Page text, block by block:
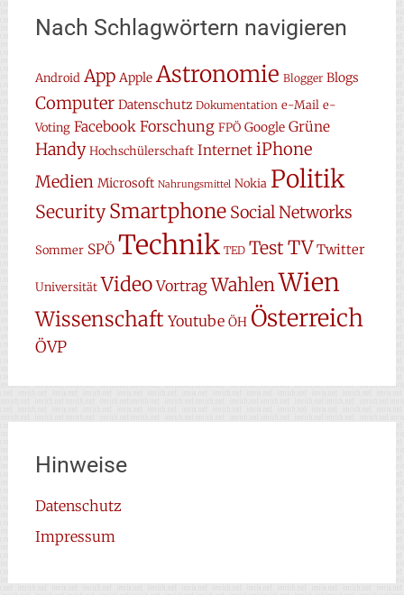
Nach Schlagwörtern navigieren
Android App Apple Astronomie Blogger Blogs
Computer Datenschutz Dokumentation e-Mail e-
Voting Facebook Forschung FPÖ Google Grüne
Handy Hochschülerschaft Internet iPhone
Medien Microsoft Nahrungsmittel Nokia Politik
Security Smartphone Social Networks
Sommer SPÖ Technik TED Test TV Twitter
Universität Video Vortrag WahlenWien
Wissenschaft Youtube ÖH Österreich
ÖVP
Hinweise
Datenschutz
Impressum